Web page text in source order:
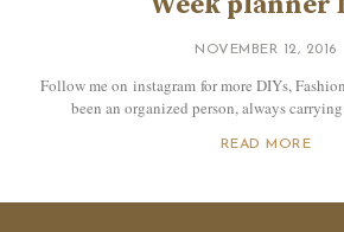
NOVEMBER 12, 2016
Follow me on instagram for more DIYs,
been an organized person, always
READ MORE